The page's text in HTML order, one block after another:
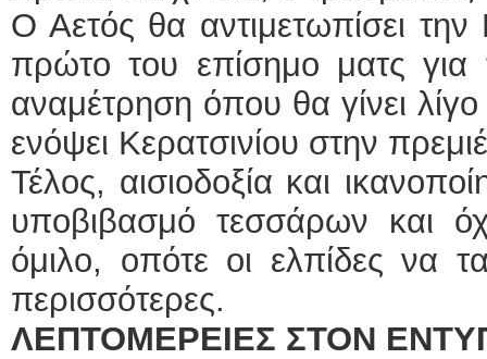
Ο Αετός θα αντιμετωπίσει
πρώτο του επίσημο ματς για
αναμέτρηση όπου θα γίνει
ενόψει Κερατσινίου στην
Τέλος, αισιοδοξία και
υποβιβασμό τεσσάρων και
όμιλο, οπότε οι ελπίδες να
περισσότερες.
ΛΕΠΤΟΜΕΡΕΙΕΣ ΣΤΟΝ